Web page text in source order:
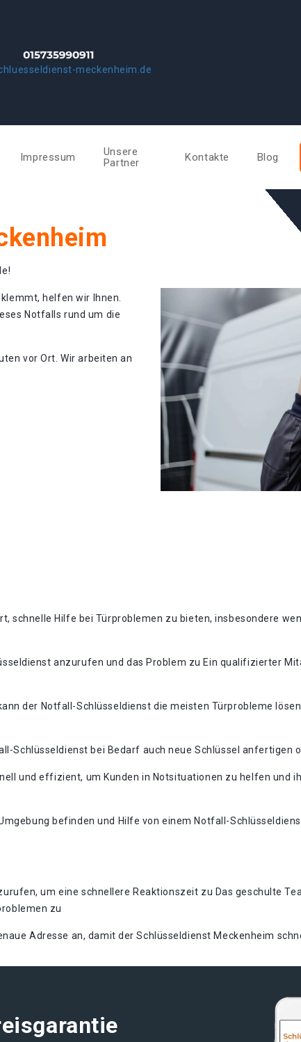
meckenheim.de
Impressum
Unsere
Partner
Kontakte Blog
helfen wir Ihnen.
Notfalls rund um die
vor Ort. Wir arbeiten an
schnelle Hilfe bei Türproblemen zu bieten, insbesondere
anzurufen und das Problem zu Ein qualifizierter
der Notfall-Schlüsseldienst die meisten Türprobleme
Schlüsseldienst bei Bedarf auch neue Schlüssel anfertigen
und effizient, um Kunden in Notsituationen zu helfen und
befinden und Hilfe von einem Notfall-
um eine schnellere Reaktionszeit zu Das geschulte
zu
Adresse an, damit der Schlüsseldienst Meckenheim